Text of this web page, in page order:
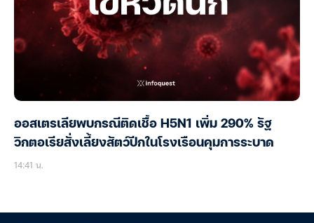
ออสเตรเลียพบกรณีติดเชื้อ H5N1 เพิ่ม 290% รัฐ
วิกตอเรียสั่งเลี้ยงสัตว์ปีกในโรงเรือนคุมการระบาด
14:41 น.